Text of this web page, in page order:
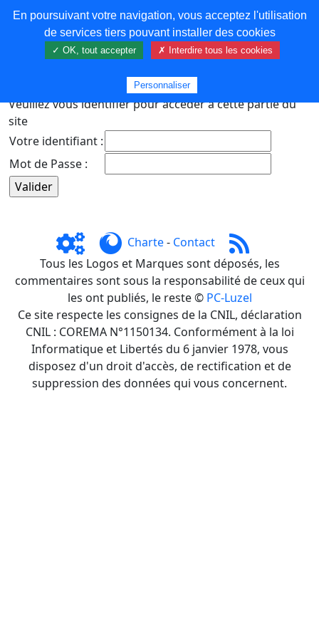
COREMA
Veuillez vous identifier pour accéder à cette partie du
site
Votre identifiant :
Mot de Passe :
Charte- Contact
Tous les Logos et Marques sont déposés, les
commentaires sont sous la responsabilité de ceux qui
les ont publiés, le reste © PC-Luzel
Ce site respecte les consignes de la CNIL, déclaration
CNIL : COREMA N°1150134. Conformément à la loi
Informatique et Libertés du 6 janvier 1978, vous
disposez d'un droit d'accès, de rectification et de
suppression des données qui vous concernent.
En poursuivant votre navigation, vous acceptez l'utilisation
de services tiers pouvant installer des cookies
✓ OK, tout accepter ✗ Interdire tous les cookies
Personnaliser